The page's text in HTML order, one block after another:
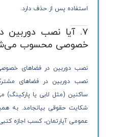
استفاده پس از حذف دارد.
۷. آیا نصب دوربین
خصوصی محسوب
نصب دوربین در فضاهای
نصب دوربین در فضاهای
ساکنین (مثل لابی یا
شکایت حقوقی بیانجامد. به
عمومی آپارتمان، کسب اجازه